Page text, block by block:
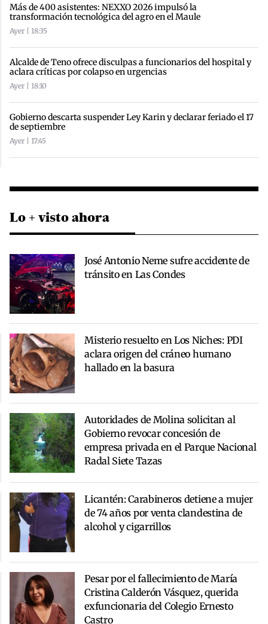
Más de 400 asistentes: NEXXO 2026 impulsó la
transformación tecnológica del agro en el Maule
Ayer | 18:35
Alcalde de Teno ofrece disculpas a funcionarios del hospital y
aclara críticas por colapso en urgencias
Ayer | 18:10
Gobierno descarta suspender Ley Karin y declarar feriado el 17
de septiembre
Ayer | 17:45
Lo + visto ahora
José Antonio Neme sufre accidente de
tránsito en Las Condes
Misterio resuelto en Los Niches: PDI
aclara origen del cráneo humano
hallado en la basura
Autoridades de Molina solicitan al
Gobierno revocar concesión de
empresa privada en el Parque Nacional
Radal Siete Tazas
Licantén: Carabineros detiene a mujer
de 74 años por venta clandestina de
alcohol y cigarrillos
Pesar por el fallecimiento de María
Cristina Calderón Vásquez, querida
exfuncionaria del Colegio Ernesto
Castro